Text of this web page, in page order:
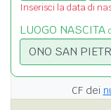
Inserisci la data di
LUOGO NASCITA
CF dei